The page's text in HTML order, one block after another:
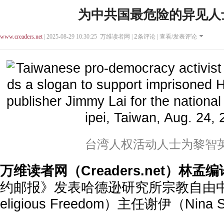
为中共国最危险的异见
www.creaders.net| 2025-08-29 10:30:25 万维读者网 | 2条评论 | 查看/发表评论
台湾人权活动人士为黎智
万维读者网（Creaders.net）林孟编
约邮报》发表哈德逊研究所宗教自由
eligious Freedom）主任谢伊（Nina